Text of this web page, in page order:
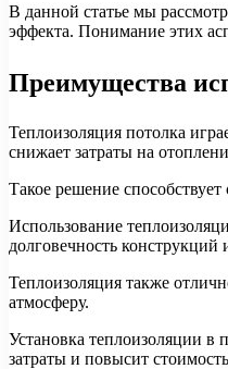
В данной статье мы
эффекта. Понимание этих
Преимущества
Теплоизоляция потолка
снижает затраты на
Такое решение
Использование
долговечность конструкций
Теплоизоляция также
атмосферу.
Установка теплоизоляции в
затраты и повысит